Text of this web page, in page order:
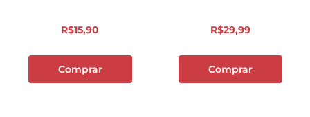
R$15,90
Comprar
R$29,99
Comprar